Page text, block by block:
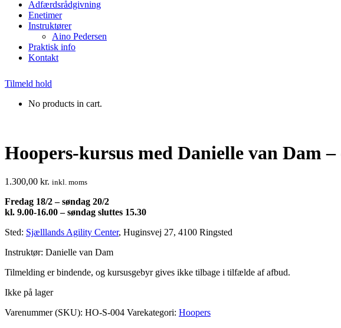
Adfærdsrådgivning
Enetimer
Instruktører
Aino Pedersen
Praktisk info
Kontakt
Tilmeld hold
No products in cart.
Hoopers-kursus med Danielle van Dam
1.300,00 kr. inkl. moms
Fredag 18/2 – søndag 20/2
kl. 9.00-16.00 – søndag sluttes 15.30
Sted: Sjælllands Agility Center, Huginsvej 27, 4100 Ringsted
Instruktør: Danielle van Dam
Tilmelding er bindende, og kursusgebyr gives ikke tilbage i tilfælde af afbud.
Ikke på lager
Varenummer (SKU): HO-S-004 Varekategori: Hoopers